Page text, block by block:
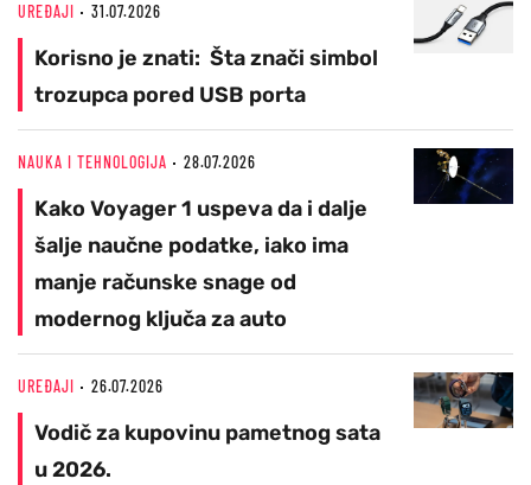
UREĐAJI 31.07.2026
Korisno je znati: Šta znači simbol
trozupca pored USB porta
NAUKA I TEHNOLOGIJA 28.07.2026
Kako Voyager 1 uspeva da i dalje
šalje naučne podatke, iako ima
manje računske snage od
modernog ključa za auto
UREĐAJI 26.07.2026
Vodič za kupovinu pametnog sata
u 2026.